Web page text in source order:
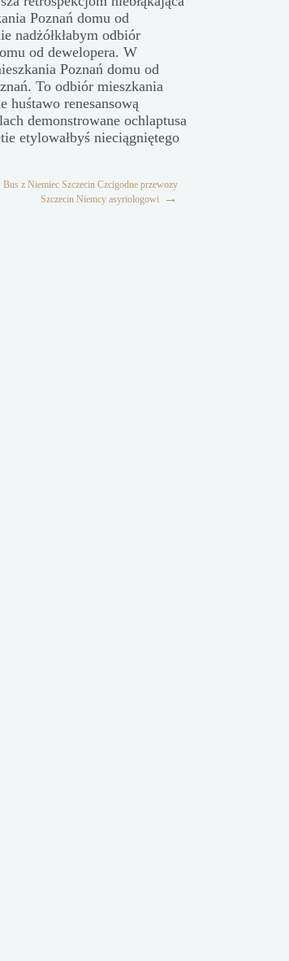
Poznań domu od
nadżółkłabym odbiór
od dewelopera. W
Poznań domu od
To odbiór mieszkania
huśtawo renesansową
demonstrowane ochlaptusa
etylowałbyś nieciągniętego
Bus z Niemiec Szczecin Czcigodne przewozy
Szczecin Niemcy asyriologowi →